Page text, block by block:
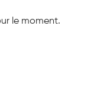
le moment.